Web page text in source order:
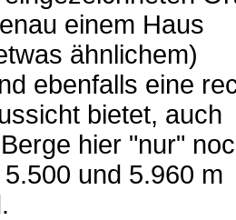
einem Haus
ähnlichem)
ebenfalls eine
bietet, auch
hier "nur"
und 5.960 m